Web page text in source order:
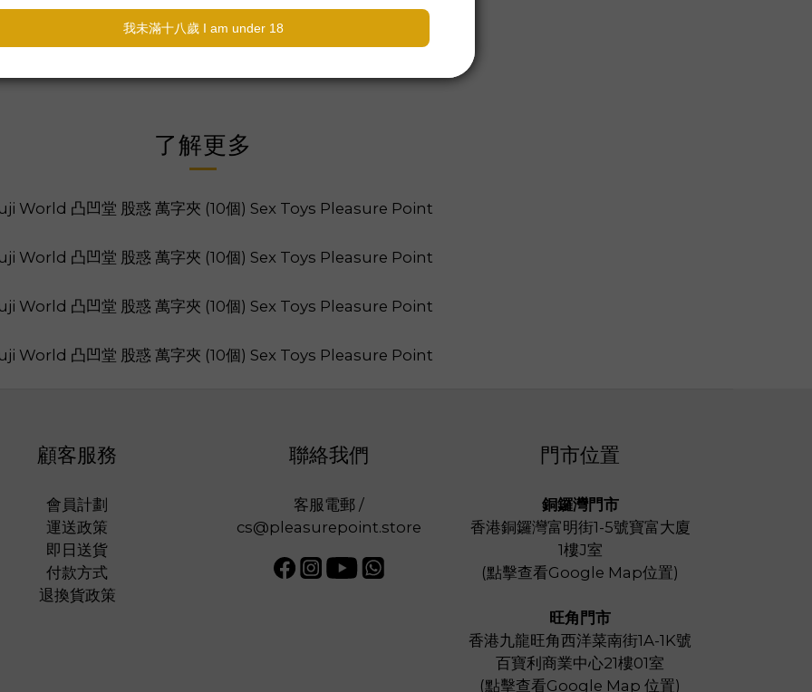
了解更多
顧客服務
會員計劃
運送政策
即日送貨
付款方式
退換貨政策
聯絡我們
客服電郵 /
cs@pleasurepoint.store
門市位置
銅鑼灣門市
香港銅鑼灣富明街1-5號寶富大廈
1樓J室
(點擊查看Google Map位置)
旺角門市
香港九龍旺角西洋菜南街1A-1K號
百寶利商業中心21樓01室
(點擊查看Google Map 位置)